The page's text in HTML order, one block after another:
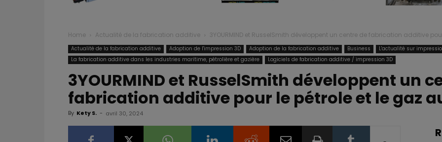
Home Actualité de la fabrication additive 3YOURMIND et RusselSmith développent un centre de fabrication additive
Actualité de la fabrication additive Adoption de l'impression 3D Adoption de la fabrication additive Business
L'actualité sur
La fabrication additive dans les industries maritime, pétrolière et gazière
Logiciels de fabrication additive / impression 3D
3YOURMIND et RusselSmith développent un
fabrication additive pour le pétrole et le gaz
By Kety S. - avril 30, 2024